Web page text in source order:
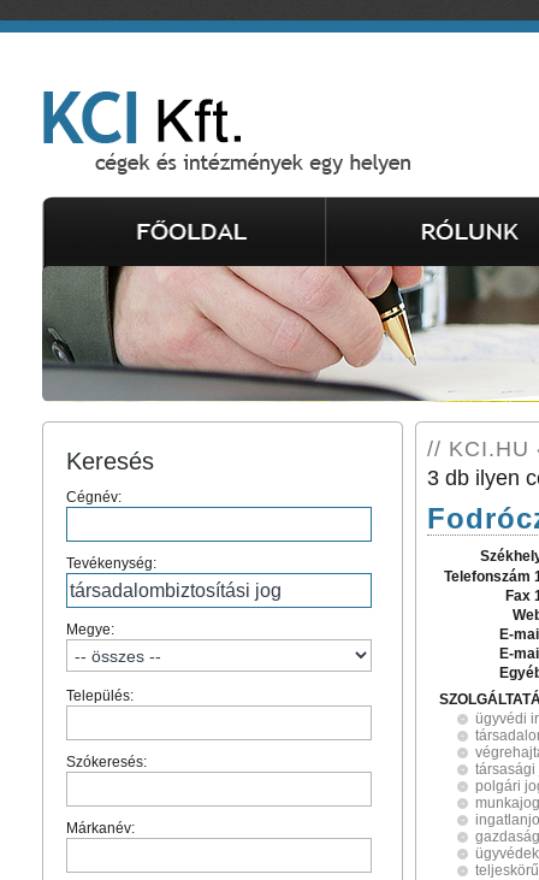
Keresés
Cégnév:
Tevékenység:
Megye:
Település:
Szókeresés:
Márkanév:
// KCI.HU
3 db ilyen
Telefonszám
Fax
E-
E-
ügyvédi
társasági
polgári
munkajog
ügyvédek